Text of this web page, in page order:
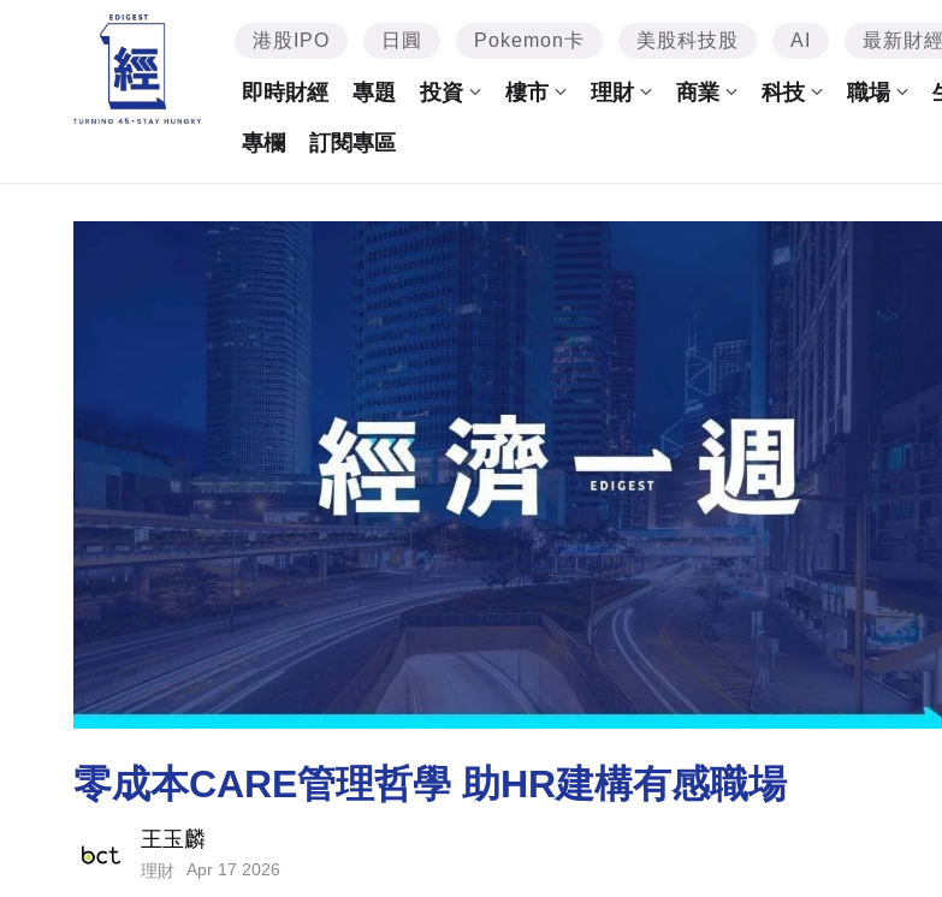
港股IPO 日圓 Pokemon卡 美股科技股 AI 最新財
即時財經 專題 投資 樓市 理財 商業 科技 職場
專欄 訂閱專區
零成本CARE管理哲學 助HR建構有感職場
王玉麟
理財 Apr 17 2026